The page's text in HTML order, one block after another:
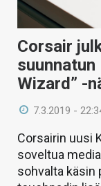
HAKU
Corsair
suunnatun
Wizard” -
7.3.2019 -
Corsairin uusi
soveltua
sohvalta käsin